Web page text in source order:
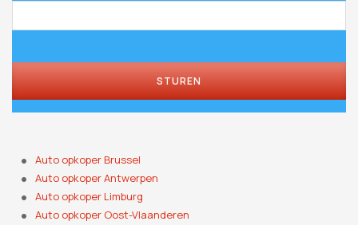
STUREN
Auto opkoper Brussel
Auto opkoper Antwerpen
Auto opkoper Limburg
Auto opkoper Oost-Vlaanderen